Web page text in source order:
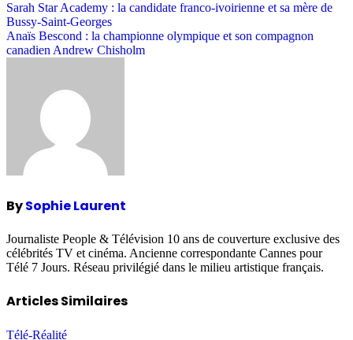
Post
navigation
Sarah Star Academy : la candidate franco-ivoirienne et sa mère de
Bussy-Saint-Georges
Anaïs Bescond : la championne olympique et son compagnon
canadien Andrew Chisholm
BySophie Laurent
Journaliste People & Télévision 10 ans de couverture exclusive des
célébrités TV et cinéma. Ancienne correspondante Cannes pour
Télé 7 Jours. Réseau privilégié dans le milieu artistique français.
Articles Similaires
Télé-Réalité